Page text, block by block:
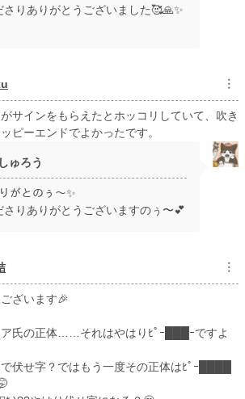
りありがとうございました🥰🙏✨
︙
サインをもらえたとホッコリしていて、吹き
ピーエンドでよかったです。
ゅろう
がとのぅ〜✨
りありがとうございますのぅ〜💕
︙
ざいます🎉
ア氏の正体……それはやはりﾋﾟｰ███ｰですよ
伏せ字？ではもう一度その正体はﾋﾟｰ████